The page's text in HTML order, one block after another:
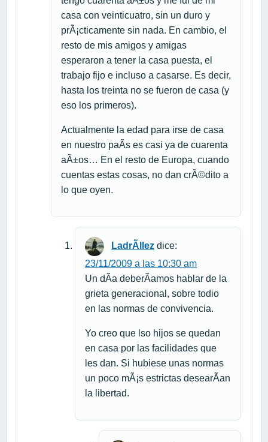
casa con veinticuatro, sin un duro y
prÃ¡cticamente sin nada. En cambio, el
resto de mis amigos y amigas
esperaron a tener la casa puesta, el
trabajo fijo e incluso a casarse. Es decir,
hasta los treinta no se fueron de casa (y
eso los primeros).
Actualmente la edad para irse de casa
en nuestro paÃ­s es casi ya de cuarenta
aÃ±os… En el resto de Europa, cuando
cuentas estas cosas, no dan crÃ©dito a
lo que oyen.
LadrÃ­llez dice:
23/11/2009 a las 10:30 am
Un dÃ­a deberÃ­amos hablar de la
grieta generacional, sobre todio
en las normas de convivencia.
Yo creo que lso hijos se quedan
en casa por las facilidades que
les dan. Si hubiese unas normas
un poco mÃ¡s estrictas desearÃ­an
la libertad.